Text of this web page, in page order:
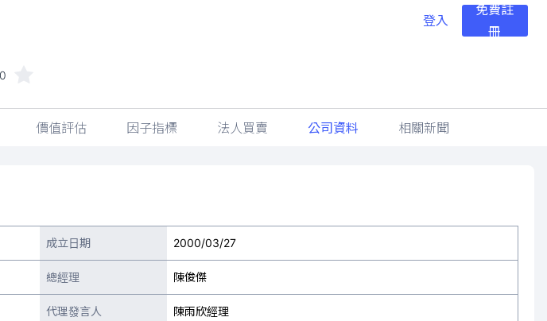
登入
免費註
冊
價值評估 因子指標 法人買賣 公司資料 相關新聞
成立日期 2000/03/27
總經理 陳俊傑
代理發言人 陳雨欣經理